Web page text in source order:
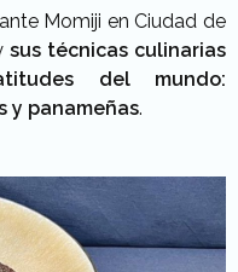
Momiji en Ciudad de
sus técnicas culinarias
del mundo:
y panameñas.